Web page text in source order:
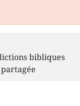
bibliques